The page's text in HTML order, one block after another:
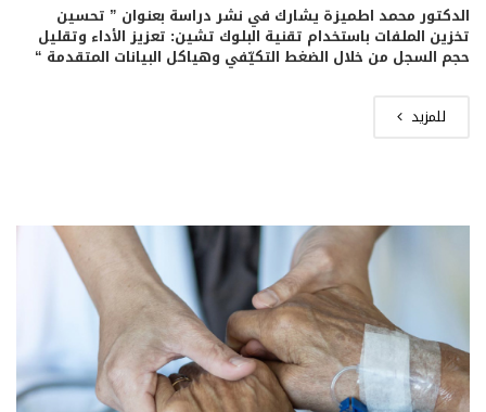
الدكتور محمد اطميزة يشارك في نشر دراسة بعنوان ” تحسين
تخزين الملفات باستخدام تقنية البلوك تشين: تعزيز الأداء وتقليل
حجم السجل من خلال الضغط التكيّفي وهياكل البيانات المتقدمة “
للمزيد